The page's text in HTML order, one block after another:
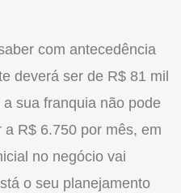
com antecedência
deverá ser de R$ 81 mil
sua franquia não pode
R$ 6.750 por mês, em
no negócio vai
o seu planejamento